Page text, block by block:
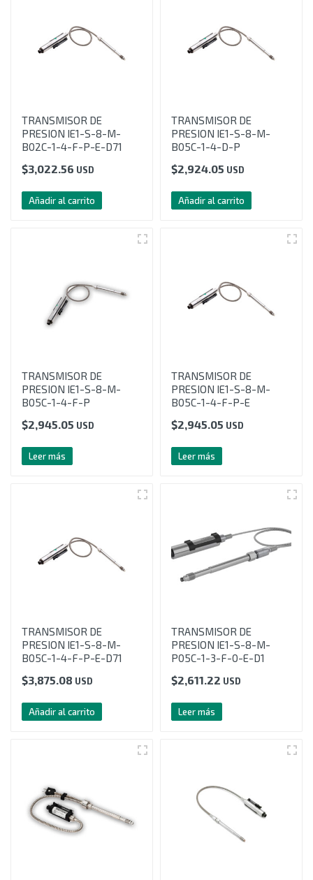
TRANSMISOR DE
PRESION IE1-S-8-M-
B02C-1-4-F-P-E-D71
$3,022.56 USD
Añadir al carrito
TRANSMISOR DE
PRESION IE1-S-8-M-
B05C-1-4-D-P
$2,924.05 USD
Añadir al carrito
TRANSMISOR DE
PRESION IE1-S-8-M-
B05C-1-4-F-P
$2,945.05 USD
Leer más
TRANSMISOR DE
PRESION IE1-S-8-M-
B05C-1-4-F-P-E
$2,945.05 USD
Leer más
TRANSMISOR DE
PRESION IE1-S-8-M-
B05C-1-4-F-P-E-D71
$3,875.08 USD
Añadir al carrito
TRANSMISOR DE
PRESION IE1-S-8-M-
P05C-1-3-F-0-E-D1
$2,611.22 USD
Leer más